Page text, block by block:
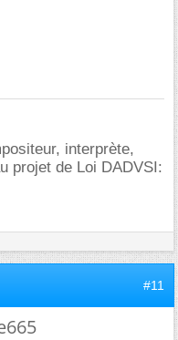
interprète,
projet de Loi DADVSI:
#11